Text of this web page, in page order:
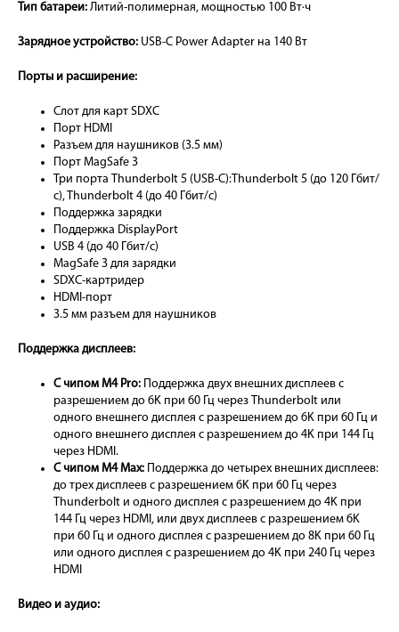
Тип батареи: Литий-полимерная, мощностью 100 Вт·ч
Зарядное устройство: USB-C Power Adapter на 140 Вт
Порты и расширение:
Слот для карт SDXC
Порт HDMI
Разъем для наушников (3.5 мм)
Порт MagSafe 3
Три порта Thunderbolt 5 (USB-C):Thunderbolt 5 (до 120 Гбит/
с), Thunderbolt 4 (до 40 Гбит/с)
Поддержка зарядки
Поддержка DisplayPort
USB 4 (до 40 Гбит/с)
MagSafe 3 для зарядки
SDXC-картридер
HDMI-порт
3.5 мм разъем для наушников
Поддержка дисплеев:
С чипом M4 Pro: Поддержка двух внешних дисплеев с
разрешением до 6K при 60 Гц через Thunderbolt или
одного внешнего дисплея с разрешением до 6K при 60 Гц и
одного внешнего дисплея с разрешением до 4K при 144 Гц
через HDMI.
С чипом M4 Max: Поддержка до четырех внешних дисплеев:
до трех дисплеев с разрешением 6K при 60 Гц через
Thunderbolt и одного дисплея с разрешением до 4K при
144 Гц через HDMI, или двух дисплеев с разрешением 6K
при 60 Гц и одного дисплея с разрешением до 8K при 60 Гц
или одного дисплея с разрешением до 4K при 240 Гц через
HDMI
Видео и аудио: